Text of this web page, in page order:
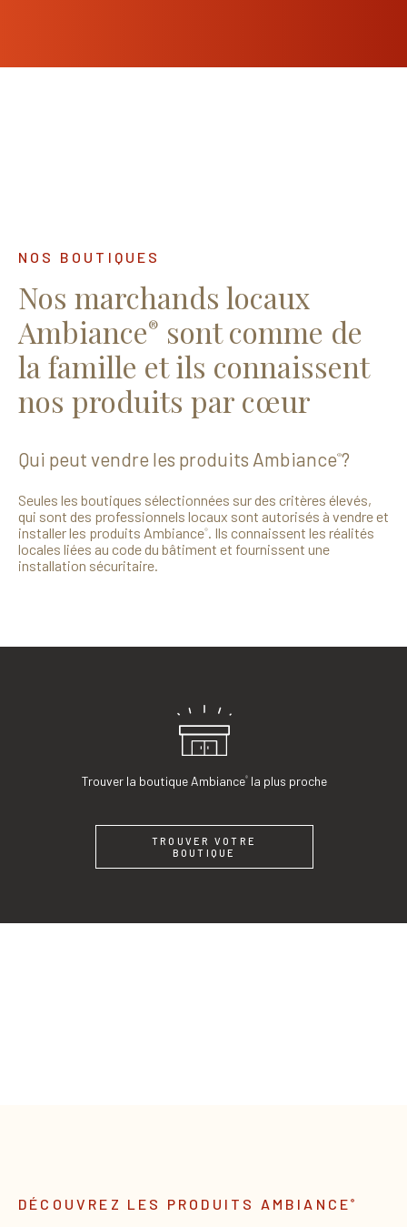
NOS BOUTIQUES
Nos marchands locaux
Ambiance® sont comme de
la famille et ils connaissent
nos produits par cœur
Qui peut vendre les produits Ambiance®?
Seules les boutiques sélectionnées sur des critères élevés,
qui sont des professionnels locaux sont autorisés à vendre et
installer les produits Ambiance®
. Ils connaissent les réalités
locales liées au code du bâtiment et fournissent une
installation sécuritaire.
Trouver la boutique Ambiance®la plus proche
TROUVER VOTRE
BOUTIQUE
DÉCOUVREZ LES PRODUITS AMBIANCE®